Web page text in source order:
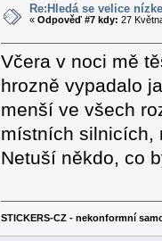
Re:Hledá se velice
«Odpověď #7 kdy: 27
Včera v noci mě
hrozně vypadalo
menší ve všech
místních silnicích,
Netuší někdo, co
STICKERS-CZ - nekonformní